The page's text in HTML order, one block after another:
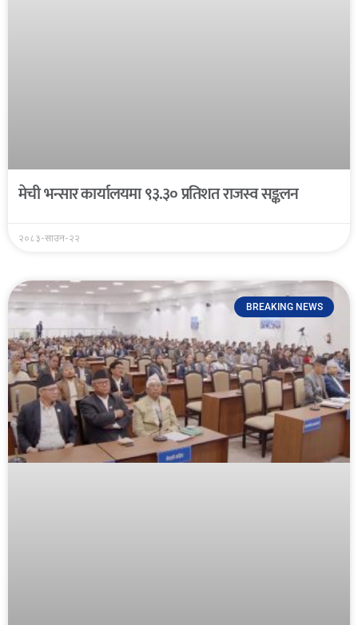
मेची भन्सार कार्यालयमा ९३.३० प्रतिशत राजस्व सङ्कलन
२०८३-साउन-२२
BREAKING NEWS